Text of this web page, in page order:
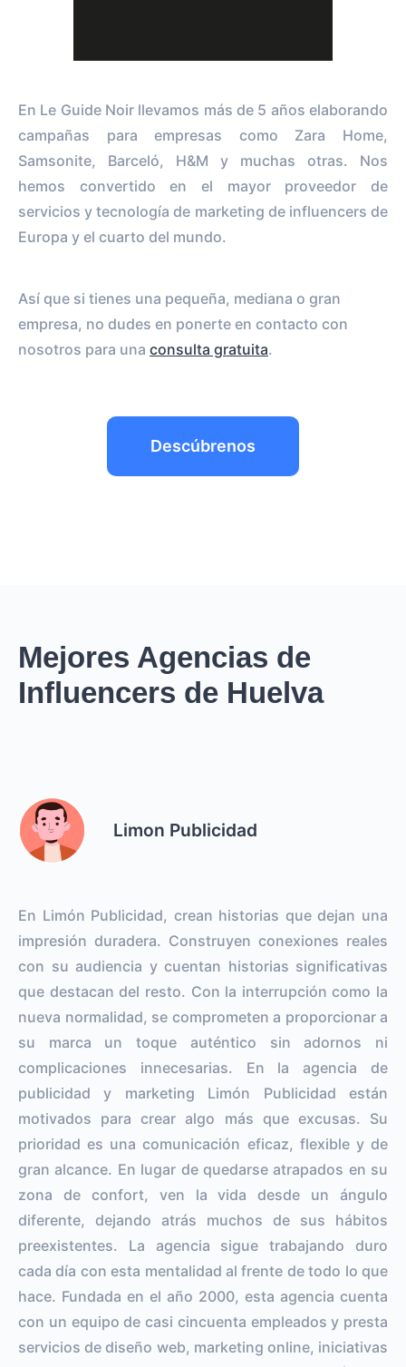
En Le Guide Noir llevamos más de 5 años elaborando
campañas para empresas como Zara Home,
Samsonite, Barceló, H&M y muchas otras. Nos
hemos convertido en el mayor proveedor de
servicios y tecnología de marketing de influencers de
Europa y el cuarto del mundo.
Así que si tienes una pequeña, mediana o gran
empresa, no dudes en ponerte en contacto con
nosotros para una consulta gratuita.
Descúbrenos
Mejores Agencias de
Influencers de Huelva
Limon Publicidad
En Limón Publicidad, crean historias que dejan una
impresión duradera. Construyen conexiones reales
con su audiencia y cuentan historias significativas
que destacan del resto. Con la interrupción como la
nueva normalidad, se comprometen a proporcionar a
su marca un toque auténtico sin adornos ni
complicaciones innecesarias. En la agencia de
publicidad y marketing Limón Publicidad están
motivados para crear algo más que excusas. Su
prioridad es una comunicación eficaz, flexible y de
gran alcance. En lugar de quedarse atrapados en su
zona de confort, ven la vida desde un ángulo
diferente, dejando atrás muchos de sus hábitos
preexistentes. La agencia sigue trabajando duro
cada día con esta mentalidad al frente de todo lo que
hace. Fundada en el año 2000, esta agencia cuenta
con un equipo de casi cincuenta empleados y presta
servicios de diseño web, marketing online, iniciativas